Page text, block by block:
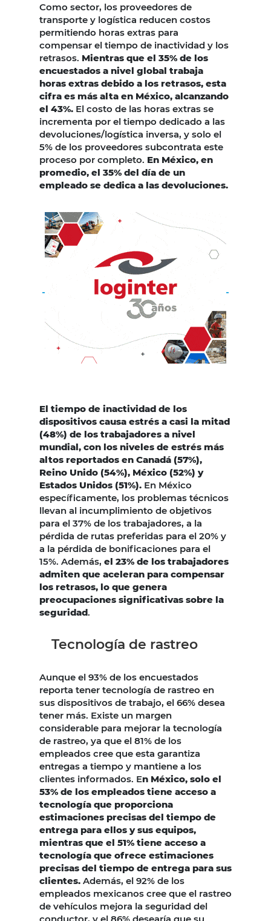
Como sector, los proveedores de
transporte y logística reducen costos
permitiendo horas extras para
compensar el tiempo de inactividad y los
retrasos. Mientras que el 35% de los
encuestados a nivel global trabaja
horas extras debido a los retrasos, esta
cifra es más alta en México, alcanzando
el 43%. El costo de las horas extras se
incrementa por el tiempo dedicado a las
devoluciones/logística inversa, y solo el
5% de los proveedores subcontrata este
proceso por completo. En México, en
promedio, el 35% del día de un
empleado se dedica a las devoluciones.
El tiempo de inactividad de los
dispositivos causa estrés a casi la mitad
(48%) de los trabajadores a nivel
mundial, con los niveles de estrés más
altos reportados en Canadá (57%),
Reino Unido (54%), México (52%) y
Estados Unidos (51%). En México
específicamente, los problemas técnicos
llevan al incumplimiento de objetivos
para el 37% de los trabajadores, a la
pérdida de rutas preferidas para el 20% y
a la pérdida de bonificaciones para el
15%. Además, el 23% de los trabajadores
admiten que aceleran para compensar
los retrasos, lo que genera
preocupaciones significativas sobre la
seguridad.
Tecnología de rastreo
Aunque el 93% de los encuestados
reporta tener tecnología de rastreo en
sus dispositivos de trabajo, el 66% desea
tener más. Existe un margen
considerable para mejorar la tecnología
de rastreo, ya que el 81% de los
empleados cree que esta garantiza
entregas a tiempo y mantiene a los
clientes informados. En México, solo el
53% de los empleados tiene acceso a
tecnología que proporciona
estimaciones precisas del tiempo de
entrega para ellos y sus equipos,
mientras que el 51% tiene acceso a
tecnología que ofrece estimaciones
precisas del tiempo de entrega para sus
clientes. Además, el 92% de los
empleados mexicanos cree que el rastreo
de vehículos mejora la seguridad del